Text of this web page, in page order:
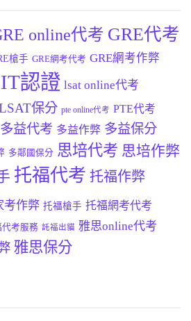
online代考 GRE代考
槍手 GRE網考代考 GRE網考作弊
IT認證 lsat online代考
保分 pte online代考 PTE代考
多益代考 多益作弊 多益保分
多鄰國保分 思培代考 思培作弊
托福代考 托福作弊
考作弊 托福槍手 托福網考代考
代考服務 託福出貓 雅思online代考
雅思保分